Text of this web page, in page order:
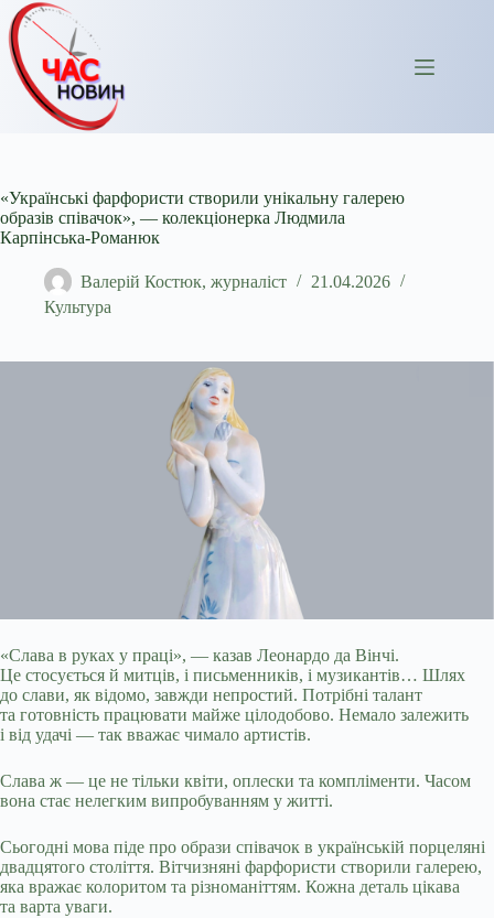
Перейти
до
вмісту
«Українські фарфористи створили унікальну галерею
образів співачок», — колекціонерка Людмила
Карпінська-Романюк
Валерій Костюк, журналіст
21.04.2026
Культура
«Слава в руках у праці», — казав Леонардо да Вінчі.
Це стосується й митців, і письменників, і музикантів… Шлях
до слави, як відомо, завжди непростий. Потрібні талант
та готовність працювати майже цілодобово. Немало залежить
і від удачі — так вважає чимало артистів.
Слава ж — це не тільки квіти, оплески та компліменти. Часом
вона стає нелегким випробуванням у житті.
Сьогодні мова піде про образи співачок в українській порцеляні
двадцятого століття. Вітчизняні фарфористи створили галерею,
яка вражає колоритом та різноманіттям. Кожна деталь цікава
та варта уваги.